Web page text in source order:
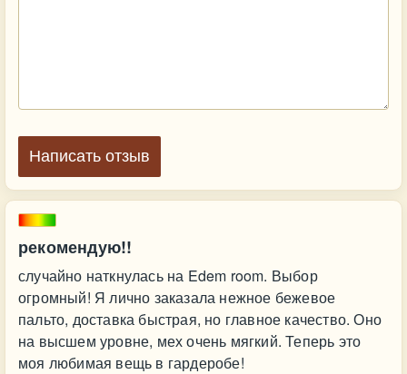
рекомендую!!
случайно наткнулась на Edem room. Выбор
огромный! Я лично заказала нежное бежевое
пальто, доставка быстрая, но главное качество. Оно
на высшем уровне, мех очень мягкий. Теперь это
моя любимая вещь в гардеробе!
Написать отзыв